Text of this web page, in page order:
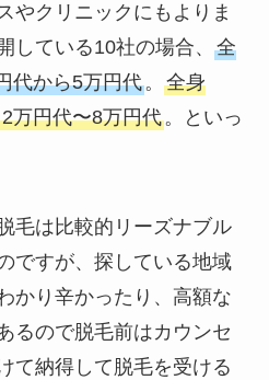
やクリニックにもよりま
している10社の場合、 全
代から5万円代。 全身
万円代〜8万円代。といっ
毛は比較的リーズナブル
ですが、探している地域
かり辛かったり、高額な
るので脱毛前はカウンセ
て納得して脱毛を受ける